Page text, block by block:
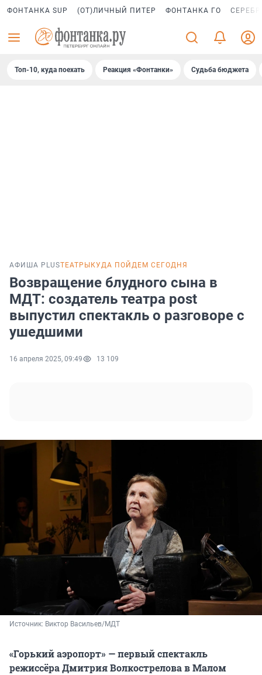
ФОНТАНКА SUP (ОТ)ЛИЧНЫЙ ПИТЕР ФОНТАНКА ГО
Топ-10, куда поехать Реакция «Фонтанки» Судьба бюджета
АФИША PLUSТЕАТРЫ КУДА ПОЙДЕМ СЕГОДНЯ
Возвращение блудного сына в
МДТ: создатель театра post
выпустил спектакль о разговоре с
ушедшими
16 апреля 2025, 09:49 13 109
Источник: Виктор Васильев/МДТ
«Горький аэропорт» — первый спектакль
режиссёра Дмитрия Волкострелова в Малом